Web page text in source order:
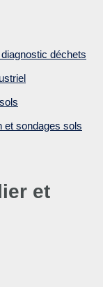
déchets
et sondages sols
et